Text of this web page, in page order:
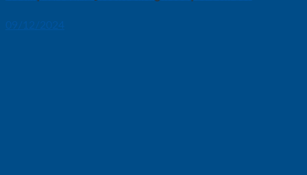
09/12/2024